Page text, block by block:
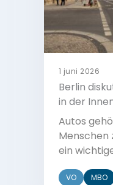
1 juni 2026
Berlin
in der
Autos
Menschen
ein
Städten
VO MBO